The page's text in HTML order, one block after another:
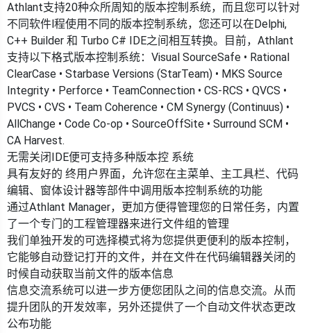
Athlant支持20种众所周知的版本控制系统，而且您可以针对
不同软件l程使用不同的版本控制系统，您还可以在Delphi,
C++ Builder 和 Turbo C# IDE之间相互转换。目前，Athlant
支持以下格式版本控制系统：Visual SourceSafe • Rational
ClearCase • Starbase Versions (StarTeam) • MKS Source
Integrity • Perforce • TeamConnection • CS-RCS • QVCS •
PVCS • CVS • Team Coherence • CM Synergy (Continuus) •
AllChange • Code Co-op • SourceOffSite • Surround SCM •
CA Harvest.
无需关闭IDE便可支持多种版本控 系统
具有友好的 终用户界面，允许您在主菜单、主工具栏、代码
编辑、窗体设计器等部件中调用版本控制系统的功能
通过Athlant Manager，更加方便得管理您的日常任务，内置
了一个专门的工程管理器来进行文件组的管理
我们单独开发的可选择模式将为您提供更便利的版本控制，
它能够自动登记打开的文件，并在文件在代码编辑器关闭的
时候自动获取当前文件的版本信息
信息交流系统可以进一步方便您团队之间的信息交流。从而
提升团队的开发效率，另外还提供了一个自动文件状态更改
公布功能